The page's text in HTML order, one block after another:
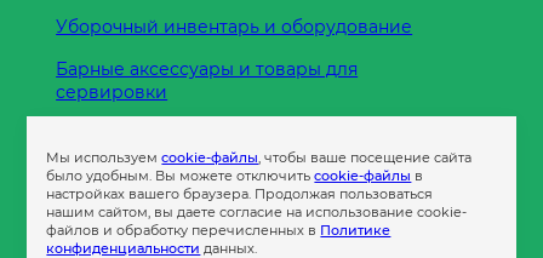
Уборочный инвентарь и оборудование
Барные аксессуары и товары для
сервировки
Пленка
Пакеты и сумки
Мы используемcookie-файлы, чтобы ваше посещение сайта
было удобным. Вы можете отключитьcookie-файлы в
настройках вашего браузера. Продолжая пользоваться
нашим сайтом, вы даете согласие на использование cookie-
файлов и обработку перечисленных в Политике
конфиденциальности данных.